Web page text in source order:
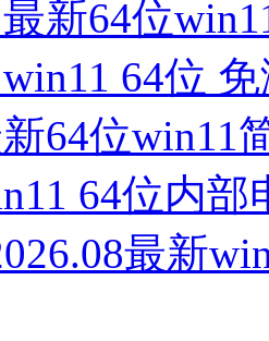
新64位
64位
64位win11
64位内
最新